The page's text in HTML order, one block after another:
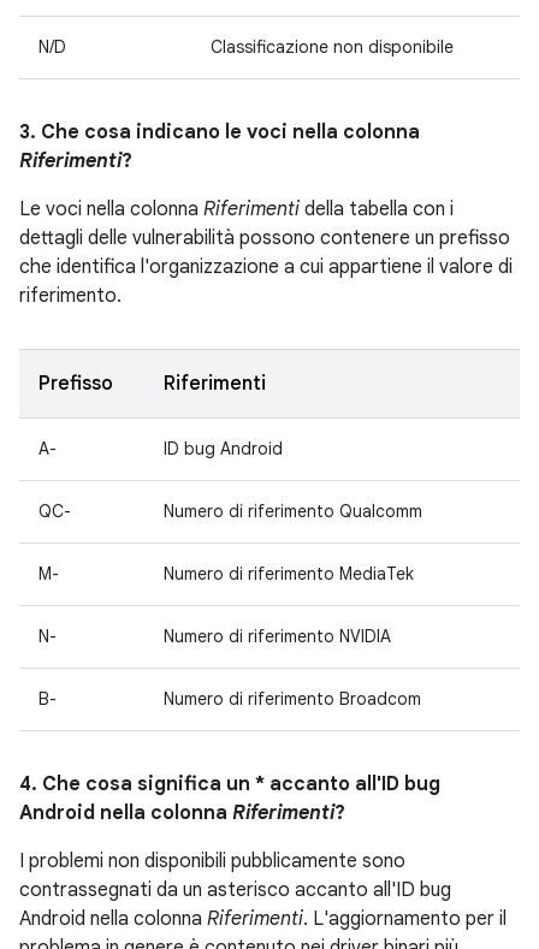
N/D Classificazione non disponibile
3. Che cosa indicano le voci nella colonna
Riferimenti?
Le voci nella colonna Riferimenti della tabella con i
dettagli delle vulnerabilità possono contenere un prefisso
che identifica l'organizzazione a cui appartiene il valore di
riferimento.
Prefisso Riferimenti
A- ID bug Android
QC- Numero di riferimento Qualcomm
M- Numero di riferimento MediaTek
N- Numero di riferimento NVIDIA
B- Numero di riferimento Broadcom
4. Che cosa significa un * accanto all'ID bug
Android nella colonna Riferimenti?
I problemi non disponibili pubblicamente sono
contrassegnati da un asterisco accanto all'ID bug
Android nella colonna Riferimenti. L'aggiornamento per il